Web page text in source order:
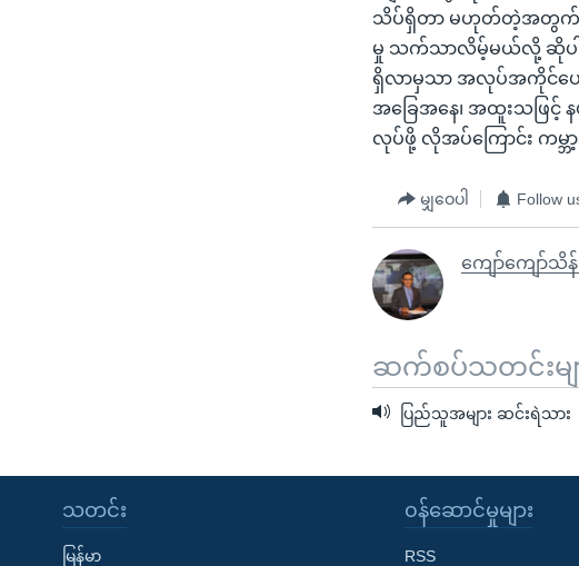
သိပ်ရှိတာ မဟုတ်တဲ့အတွက်
မှု သက်သာလိမ့်မယ်လို့ ဆိုပါ
ရှိလာမှသာ အလုပ်အကိုင်ပေး
အခြေအနေ၊ အထူးသဖြင့်
လုပ်ဖို့ လိုအပ်ကြောင်း ကမ္ဘ
မျှဝေပါ Follow
ကျော်ကျော်သိန်
ဆက်စပ်သတင်းမျ
ပြည်သူအများ ဆင်းရဲသား
သတင်း
မြန်မာ
၀န်ဆောင်မှုများ
RSS